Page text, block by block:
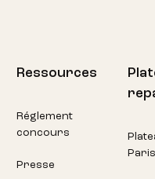
Ressources
Réglement
concours
Presse
Paris